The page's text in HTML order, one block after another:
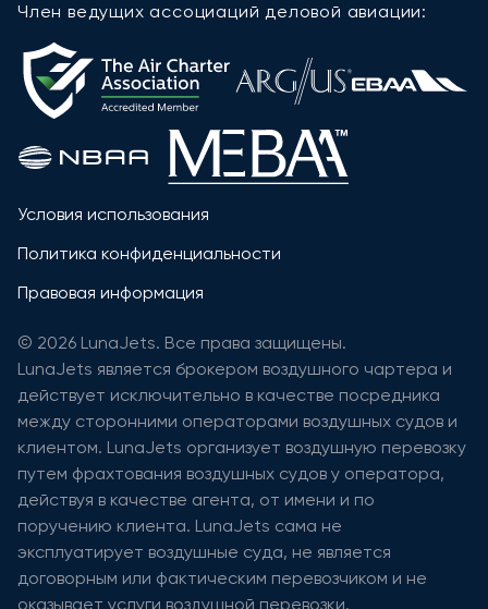
Член ведущих ассоциаций деловой авиации:
Условия использования
Политика конфиденциальности
Правовая информация
© 2026 LunaJets. Все права защищены.
LunaJets является брокером воздушного чартера и
действует исключительно в качестве посредника
между сторонними операторами воздушных судов и
клиентом. LunaJets организует воздушную перевозку
путем фрахтования воздушных судов у оператора,
действуя в качестве агента, от имени и по
поручению клиента. LunaJets сама не
эксплуатирует воздушные суда, не является
договорным или фактическим перевозчиком и не
оказывает услуги воздушной перевозки.